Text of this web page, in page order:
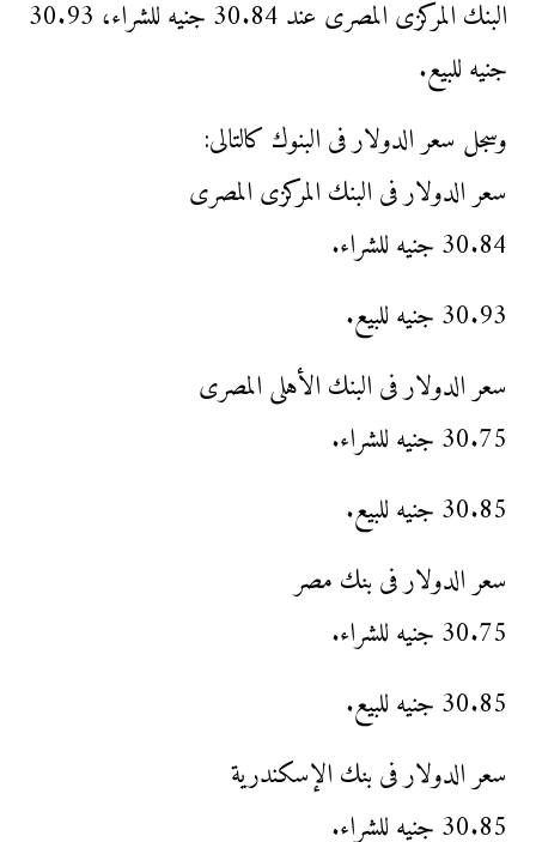
البنك المركزى المصرى عند 30.84 جنيه للشراء، 30.93
جنيه للبيع.
وسجل سعر الدولار فى البنوك كالتالى:
سعر الدولار فى البنك المركزى المصرى
30.84 جنيه للشراء.
30.93 جنيه للبيع.
سعر الدولار فى البنك الأهلى المصرى
30.75 جنيه للشراء.
30.85 جنيه للبيع.
سعر الدولار فى بنك مصر
30.75 جنيه للشراء.
30.85 جنيه للبيع.
سعر الدولار فى بنك الإسكندرية
30.85 جنيه للشراء.